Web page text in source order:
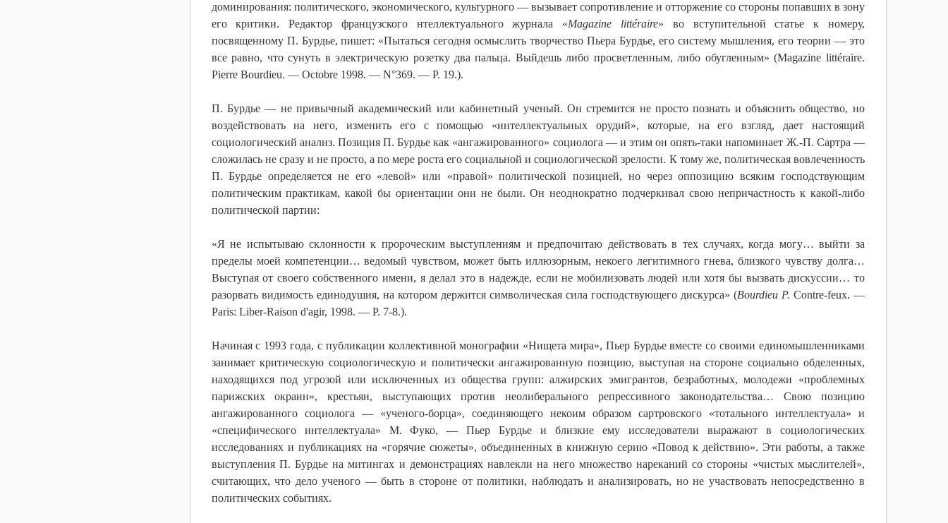
доминирования: политического, экономического, культурного — вызывает сопротивление и отторжение со стороны попавших в зону
его критики. Редактор французского нтеллектуального журнала «Magazine littéraire» во вступительной статье к номеру,
посвященному П. Бурдье, пишет: «Пытаться сегодня осмыслить творчество Пьера Бурдье, его систему мышления, его теории — это
все равно, что сунуть в электрическую розетку два пальца. Выйдешь либо просветленным, либо обугленным» (Magazine littéraire.
Pierre Bourdieu. — Octobre 1998. — N°369. — P. 19.).
П. Бурдье — не привычный академический или кабинетный ученый. Он стремится не просто познать и объяснить общество, но
воздействовать на него, изменить его с помощью «интеллектуальных орудий», которые, на его взгляд, дает настоящий
социологический анализ. Позиция П. Бурдье как «ангажированного» социолога — и этим он опять-таки напоминает Ж.-П. Сартра —
сложилась не сразу и не просто, а по мере роста его социальной и социологической зрелости. К тому же, политическая вовлеченность
П. Бурдье определяется не его «левой» или «правой» политической позицией, но через оппозицию всяким господствующим
политическим практикам, какой бы ориентации они не были. Он неоднократно подчеркивал свою непричастность к какой-либо
политической партии:
«Я не испытываю склонности к пророческим выступлениям и предпочитаю действовать в тех случаях, когда могу… выйти за
пределы моей компетенции… ведомый чувством, может быть иллюзорным, некоего легитимного гнева, близкого чувству долга…
Выступая от своего собственного имени, я делал это в надежде, если не мобилизовать людей или хотя бы вызвать дискуссии… то
разорвать видимость единодушия, на котором держится символическая сила господствующего дискурса» (Bourdieu P. Contre-feux. —
Paris: Liber-Raison d'agir, 1998. — P. 7-8.).
Начиная с 1993 года, с публикации коллективной монографии «Нищета мира», Пьер Бурдье вместе со своими единомышленниками
занимает критическую социологическую и политически ангажированную позицию, выступая на стороне социально обделенных,
находящихся под угрозой или исключенных из общества групп: алжирских эмигрантов, безработных, молодежи «проблемных
парижских окраин», крестьян, выступающих против неолиберального репрессивного законодательства… Свою позицию
ангажированного социолога — «ученого-борца», соединяющего некоим образом сартровского «тотального интеллектуала» и
«специфического интеллектуала» М. Фуко, — Пьер Бурдье и близкие ему исследователи выражают в социологических
исследованиях и публикациях на «горячие сюжеты», объединенных в книжную серию «Повод к действию». Эти работы, а также
выступления П. Бурдье на митингах и демонстрациях навлекли на него множество нареканий со стороны «чистых мыслителей»,
считающих, что дело ученого — быть в стороне от политики, наблюдать и анализировать, но не участвовать непосредственно в
политических событиях.